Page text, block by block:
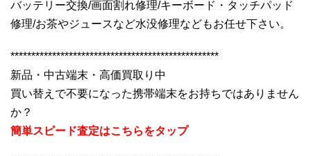
バッテリー交換/画面割れ修理/キーボード・タッチパッド
修理/お茶やジュースなど水没修理などもお任せ下さい。
**************************************************
新品・中古端末・高価買取り中
買い替えで不要になった携帯端末をお持ちではありません
か？
簡単スピード査定はこちらをタップ